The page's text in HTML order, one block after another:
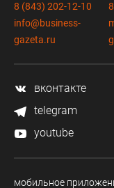
8 (843) 202-12-10
info@business-
gazeta.ru
вконтакте
telegram
youtube
мобильное